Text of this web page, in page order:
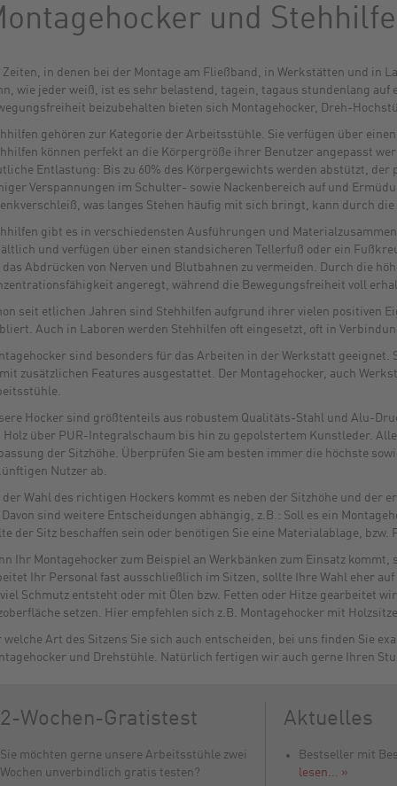
und Stehhilfe
Zeiten, in denen bei der Montage am Fließband, in Werkstätten und
wie jeder weiß, ist es sehr belastend, tagein, tagaus stundenlang
beizubehalten bieten sich Montagehocker, Dreh-
gehören zur Kategorie der Arbeitsstühle. Sie verfügen über
können perfekt an die Körpergröße ihrer Benutzer angepasst
Entlastung: Bis zu 60% des Körpergewichts werden abstützt,
Verspannungen im Schulter- sowie Nackenbereich auf und
was langes Stehen häufig mit sich bringt, kann durch
gibt es in verschiedensten Ausführungen und
und verfügen über einen standsicheren Tellerfuß oder ein
das Abdrücken von Nerven und Blutbahnen zu vermeiden. Durch die
angeregt, während die Bewegungsfreiheit voll
seit etlichen Jahren sind Stehhilfen aufgrund ihrer vielen positiven
Auch in Laboren werden Stehhilfen oft eingesetzt, oft in
sind besonders für das Arbeiten in der Werkstatt
zusätzlichen Features ausgestattet. Der Montagehocker, auch
Hocker sind größtenteils aus robustem Qualitäts-Stahl und Alu-
Holz über PUR-Integralschaum bis hin zu gepolstertem Kunstleder.
der Sitzhöhe. Überprüfen Sie am besten immer die höchste
Nutzer ab.
der Wahl des richtigen Hockers kommt es neben der Sitzhöhe und
Davon sind weitere Entscheidungen abhängig, z.B.: Soll es ein
der Sitz beschaffen sein oder benötigen Sie eine Materialablage, bzw.
Ihr Montagehocker zum Beispiel an Werkbänken zum Einsatz
Ihr Personal fast ausschließlich im Sitzen, sollte Ihre Wahl eher
Schmutz entsteht oder mit Ölen bzw. Fetten oder Hitze gearbeitet
setzen. Hier empfehlen sich z.B. Montagehocker mit
welche Art des Sitzens Sie sich auch entscheiden, bei uns finden Sie
und Drehstühle. Natürlich fertigen wir auch gerne Ihren
2-Wochen-Gratistest
Sie möchten gerne unsere Arbeitsstühle zwei
Wochen unverbindlich gratis testen?
Aktuelles
Bestseller mit
lesen... »